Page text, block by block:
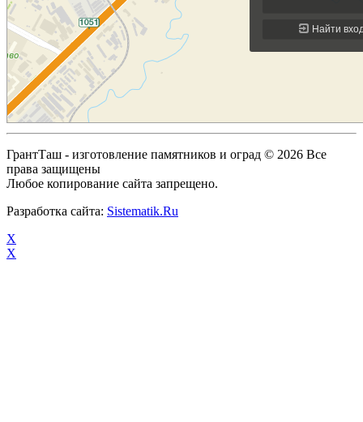
ГрантТаш - изготовление памятников и оград © 2026 Все
права защищены
Любое копирование сайта запрещено.
Разработка сайта: Sistematik.Ru
X
X